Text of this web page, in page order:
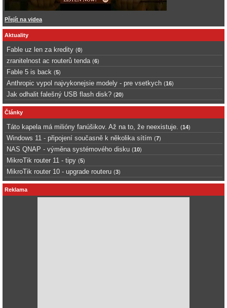
Přejít na videa
Aktuality
Fable uz len za kredity (0)
zranitelnost ac routerů tenda (6)
Fable 5 is back (5)
Anthropic vypol najvykonejsie modely - pre vsetkych (16)
Jak odhalit falešný USB flash disk? (20)
Články
Táto kapela má milióny fanúšikov. Až na to, že neexistuje. (14)
Windows 11 - připojení současně k několika sítím (7)
NAS QNAP - výměna systémového disku (10)
MikroTik router 11 - tipy (5)
MikroTik router 10 - upgrade routeru (3)
Reklama